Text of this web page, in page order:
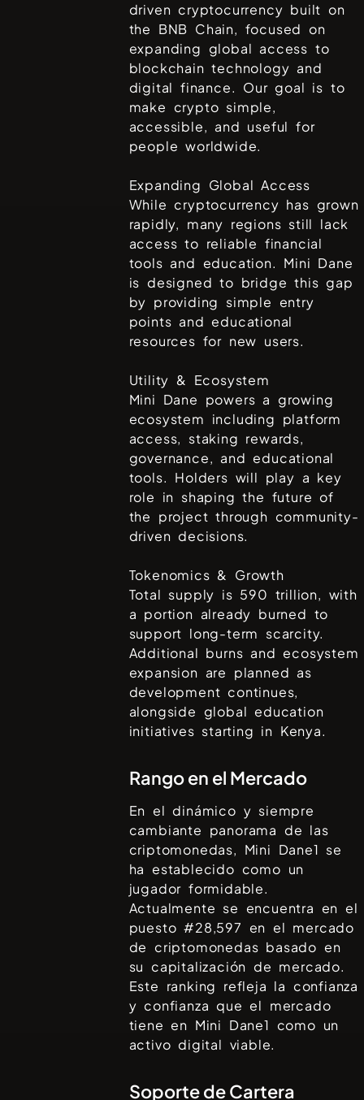
driven cryptocurrency built on
the BNB Chain, focused on
expanding global access to
blockchain technology and
digital finance. Our goal is to
make crypto simple,
accessible, and useful for
people worldwide.
Expanding Global Access
While cryptocurrency has grown
rapidly, many regions still lack
access to reliable financial
tools and education. Mini Dane
is designed to bridge this gap
by providing simple entry
points and educational
resources for new users.
Utility & Ecosystem
Mini Dane powers a growing
ecosystem including platform
access, staking rewards,
governance, and educational
tools. Holders will play a key
role in shaping the future of
the project through community-
driven decisions.
Tokenomics & Growth
Total supply is 590 trillion, with
a portion already burned to
support long-term scarcity.
Additional burns and ecosystem
expansion are planned as
development continues,
alongside global education
initiatives starting in Kenya.
Rango en el Mercado
En el dinámico y siempre
cambiante panorama de las
criptomonedas, Mini Dane1 se
ha establecido como un
jugador formidable.
Actualmente se encuentra en el
puesto #28,597 en el mercado
de criptomonedas basado en
su capitalización de mercado.
Este ranking refleja la confianza
y confianza que el mercado
tiene en Mini Dane1 como un
activo digital viable.
Soporte de Cartera